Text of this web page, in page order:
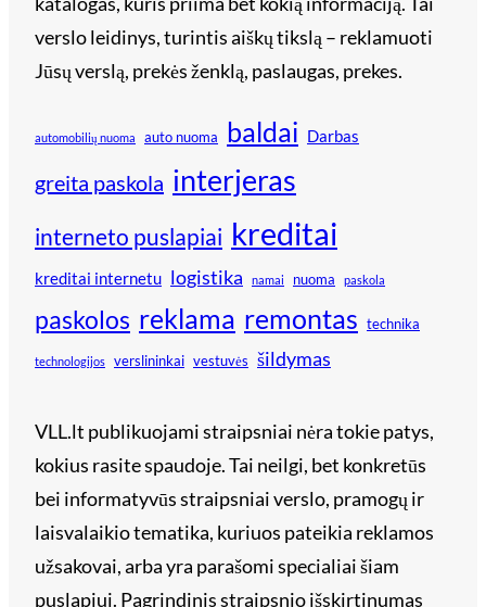
verslo leidinys, turintis aiškų tikslą – reklamuoti
Jūsų verslą, prekės ženklą, paslaugas, prekes.
automobilių nuoma auto nuoma baldai Darbas
greita paskola interjeras
interneto puslapiai kreditai
kreditai internetu logistika namai nuoma paskola
paskolos reklama remontas technika
technologijos verslininkai vestuvės šildymas
VLL.lt publikuojami straipsniai nėra tokie patys,
kokius rasite spaudoje. Tai neilgi, bet konkretūs
bei informatyvūs straipsniai verslo, pramogų ir
laisvalaikio tematika, kuriuos pateikia reklamos
užsakovai, arba yra parašomi specialiai šiam
puslapiui. Pagrindinis straipsnio išskirtinumas